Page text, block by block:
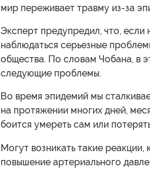
мир переживает травму из-за
Эксперт предупредил, что,
наблюдаться серьезные
общества. По словам Чобана, в
следующие проблемы.
Во время эпидемий мы
на протяжении многих дней,
боится умереть сам или
Могут возникать такие
повышение артериального